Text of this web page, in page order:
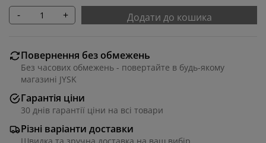
- + Додати до кошика
Повернення без обмежень
Без часових обмежень - повертайте в будь-якому
магазині JYSK
Гарантія ціни
30 днів гарантії ціни на всі товари
Різні варіанти доставки
Швидка та зручна доставка на ваш вибір